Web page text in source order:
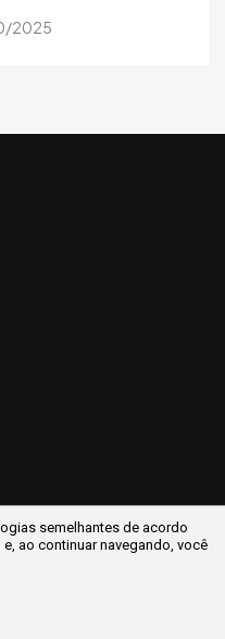
2025
semelhantes de acordo
e, ao continuarnavegando, você